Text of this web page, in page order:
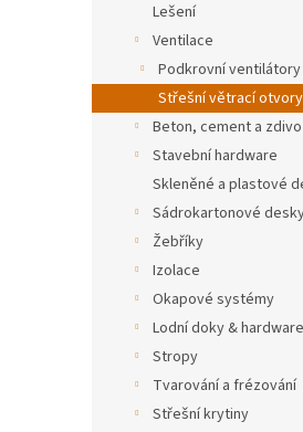
Lešení
Ventilace
Podkrovní ventilátory
Střešní větrací otvory
Beton, cement a zdivo
Stavební hardware
Skleněné a plastové
Sádrokartonové
Žebříky
Izolace
Okapové systémy
Lodní doky & hardware
Stropy
Tvarování a frézování
Střešní krytiny